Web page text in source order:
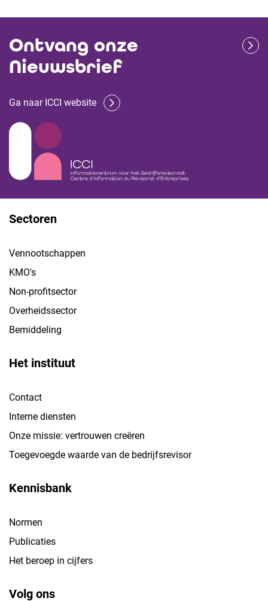
Ontvang onze
Nieuwsbrief
Ga naar ICCI website
Sectoren
Vennootschappen
KMO's
Non-profitsector
Overheidssector
Bemiddeling
Het instituut
Contact
Interne diensten
Onze missie: vertrouwen creëren
Toegevoegde waarde van de bedrijfsrevisor
Kennisbank
Normen
Publicaties
Het beroep in cijfers
Volg ons